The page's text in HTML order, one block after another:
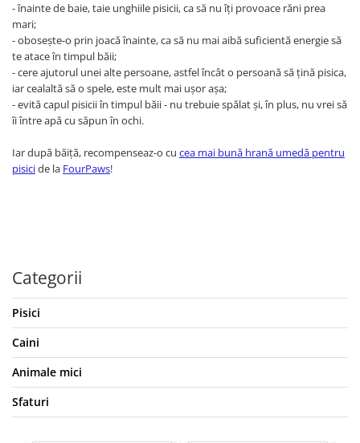
- înainte de baie, taie unghiile pisicii, ca să nu îți provoace răni prea
mari;
- obosește-o prin joacă înainte, ca să nu mai aibă suficientă energie să
te atace în timpul băii;
- cere ajutorul unei alte persoane, astfel încât o persoană să țină pisica,
iar cealaltă să o spele, este mult mai ușor așa;
- evită capul pisicii în timpul băii - nu trebuie spălat și, în plus, nu vrei să
îi între apă cu săpun în ochi.
Iar după băiță, recompenseaz-o cu cea mai bună hrană umedă pentru
pisicide la FourPaws!
Categorii
Pisici
Caini
Animale mici
Sfaturi